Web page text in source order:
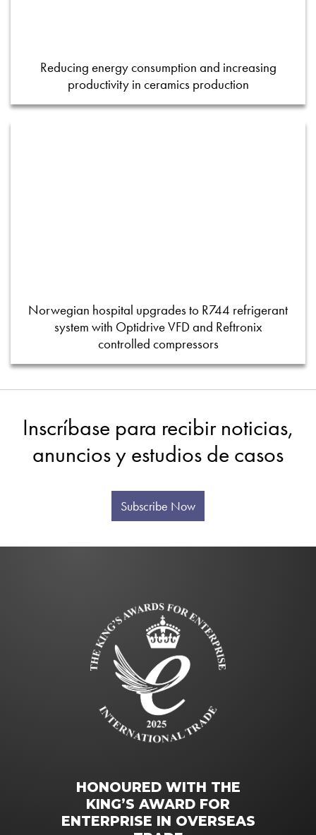
Reducing energy consumption and increasing
productivity in ceramics production
Norwegian hospital upgrades to R744 refrigerant
system with Optidrive VFD and Reftronix
controlled compressors
Inscríbase para recibir noticias,
anuncios y estudios de casos
Subscribe Now
HONOURED WITH THE
KING’S AWARD FOR
ENTERPRISE IN OVERSEAS